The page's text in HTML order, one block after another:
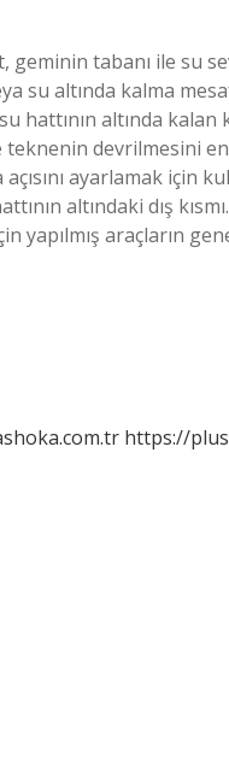
tabanı ile su
su altında kalma
hattının altında
devrilmesini
ayarlamak için
altındaki dış
araçların
https://